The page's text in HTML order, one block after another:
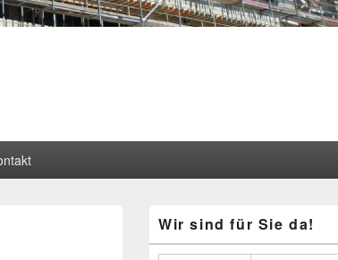
Seitenleisten
Widget-
Wir sind für Sie da!